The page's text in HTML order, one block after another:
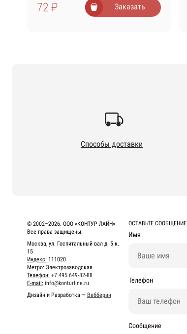
72 ₽ Заказать
Способы доставки
© 2002–2026. ООО «КОНТУР ЛАЙН»
Все права защищены.
Москва, ул. Госпитальный вал д. 5 к.
15
Индекс: 111020
Метро: Электрозаводская
Телефон: +7 495 649-82-88
E-mail: info@konturline.ru
Дизайн и Разработка — Вебберин
ОСТАВЬТЕ СООБЩЕНИЕ
Имя
Телефон
Сообщение